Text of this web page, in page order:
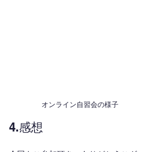
オンライン自習会の様子
4.感想